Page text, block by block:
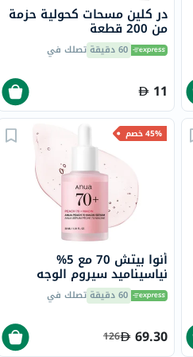
در كلين مسحات كحولية حزمة
من 200 قطعة
60 دقيقة تصلك في
11
45% خصم
أنوا بيتش 70 مع 5%
نياسيناميد سيروم الوجه
لتفتيح البشرة للبشرة الجافة
30 مل 60 دقيقة تصلك في
69.30
126